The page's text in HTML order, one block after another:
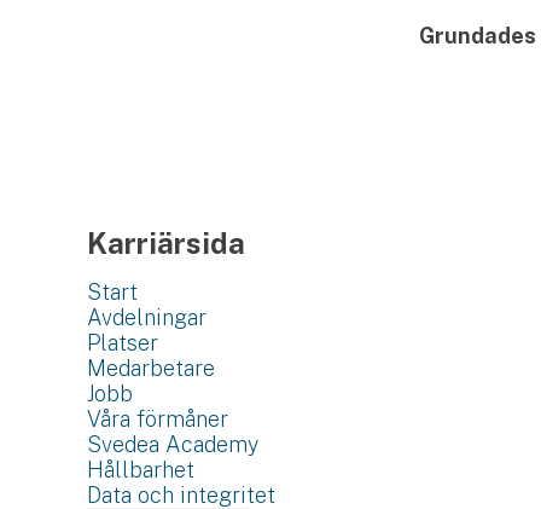
Grundades
Karriärsida
Start
Avdelningar
Platser
Medarbetare
Jobb
Våra förmåner
Svedea Academy
Hållbarhet
Data och integritet